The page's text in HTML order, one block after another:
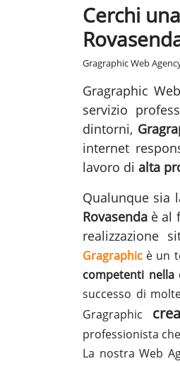
Cerchi
Gragraphic Web
Gragraphic
servizio
dintorni,
internet
lavoro di alta
Qualunque sia
Rovasenda è al
realizzazione
Gragraphic è un
competenti nella
successo di
Gragraphic
professionista
La nostra Web